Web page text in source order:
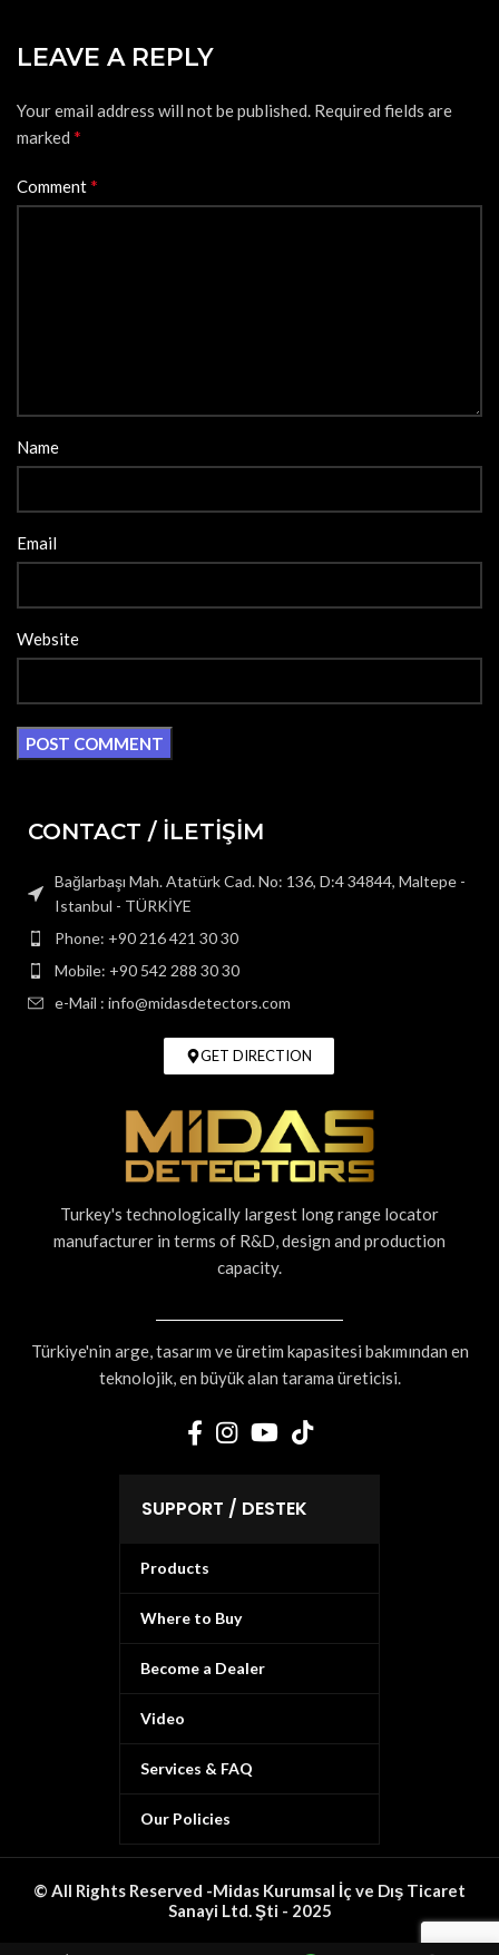
LEAVE A REPLY
Your email address will not be published. Required fields are
marked *
Comment*
Name
Email
Website
CONTACT / İLETİŞİM
Bağlarbaşı Mah. Atatürk Cad. No: 136, D:4 34844, Maltepe -
Istanbul - TÜRKİYE
Phone: +90 216 421 30 30
Mobile: +90 542 288 30 30
e-Mail : info@midasdetectors.com
GET DIRECTION
Turkey's technologically largest long range locator
manufacturer in terms of R&D, design and production
capacity.
Türkiye'nin arge, tasarım ve üretim kapasitesi bakımından en
teknolojik, en büyük alan tarama üreticisi.
SUPPORT / DESTEK
Products
Where to Buy
Become a Dealer
Video
Services & FAQ
Our Policies
© All Rights Reserved -Midas Kurumsal İç ve Dış Ticaret
Sanayi Ltd. Şti - 2025